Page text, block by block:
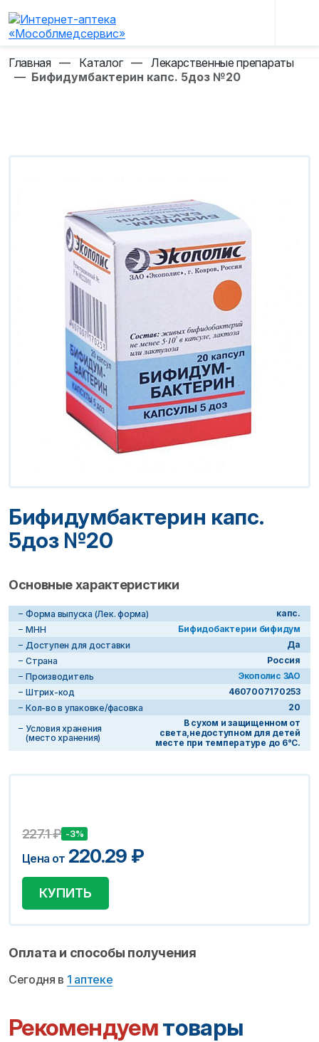
Главная — Каталог — Лекарственные препараты
— Бифидумбактерин капс. 5доз №20
Бифидумбактерин капс.
5доз №20
Основные характеристики
Форма выпуска (Лек. форма)
капс.
МНН
Бифидобактерии бифидум
Доступен для доставки
Да
Страна
Россия
Производитель
Экополис ЗАО
Штрих-код
4607007170253
Кол-во в упаковке/фасовка
20
Условия хранения
(место хранения)
В сухом и защищенном от
света,недоступном для детей
месте при температуре до 6°C.
227.1₽ -3%
Цена от 220.29 ₽
КУПИТЬ
Оплата и способы получения
Сегодня в 1 аптеке
Рекомендуемтовары